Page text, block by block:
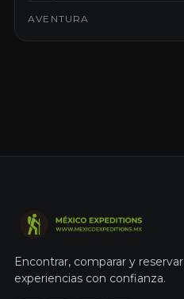
AVENTURA
Encontrar, comparar y reservar
experiencias con confianza.